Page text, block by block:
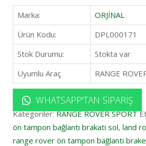
Marka:
ORJİNAL
Ürün Kodu:
DPL000171
Stok Durumu:
Stokta var
Uyumlu Araç
RANGE
WHATSAPP'TAN SIPARIŞ
Kategoriler:RANGE ROVER SPORT
ön tampon bağlantı brakati sol, land
range rover ön tampon bağlantı